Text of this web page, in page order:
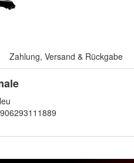
Zahlung, Versand & Rückgabe